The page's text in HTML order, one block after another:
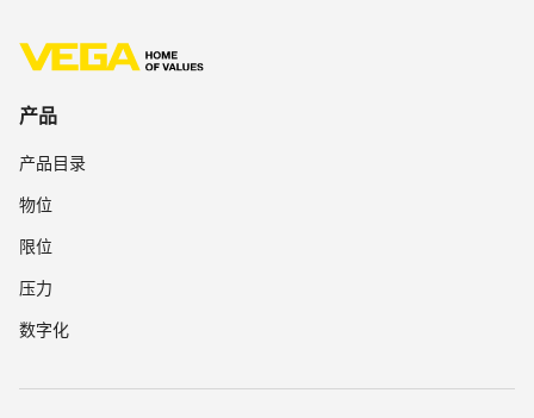
产品
产品目录
物位
限位
压力
数字化